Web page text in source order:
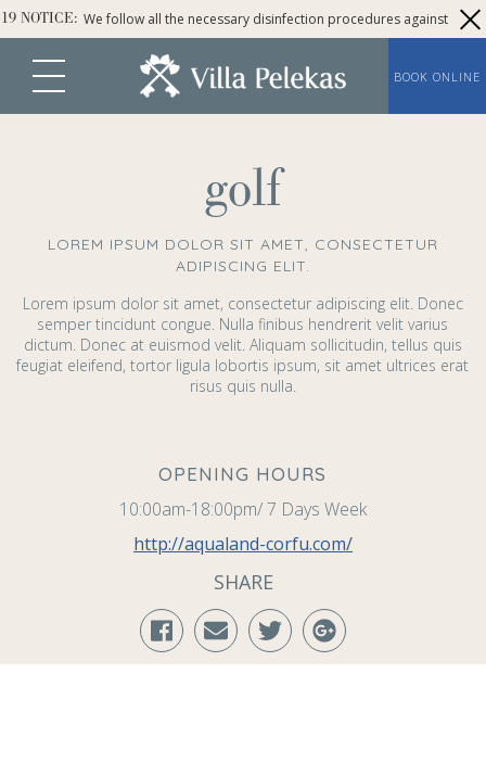
NOTICE: We follow all the necessary disinfection procedures against covid.
BOOK ONLINE
golf
LOREM IPSUM DOLOR SIT AMET, CONSECTETUR
ADIPISCING ELIT.
Lorem ipsum dolor sit amet, consectetur adipiscing elit. Donec
semper tincidunt congue. Nulla finibus hendrerit velit varius
dictum. Donec at euismod velit. Aliquam sollicitudin, tellus quis
feugiat eleifend, tortor ligula lobortis ipsum, sit amet ultrices erat
risus quis nulla.
OPENING HOURS
10:00am-18:00pm/ 7 Days Week
http://aqualand-corfu.com/
SHARE